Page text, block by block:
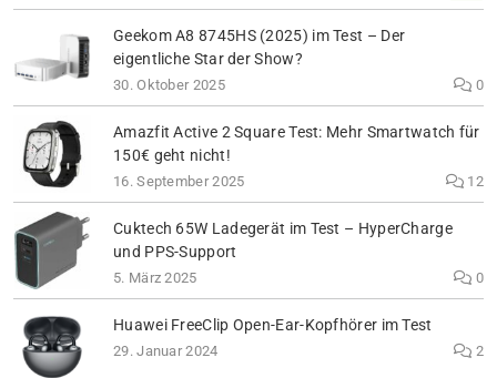
Geekom A8 8745HS (2025) im Test – Der
eigentliche Star der Show?
30. Oktober 2025 0
Amazfit Active 2 Square Test: Mehr Smartwatch für
150€ geht nicht!
16. September 2025 12
Cuktech 65W Ladegerät im Test – HyperCharge
und PPS-Support
5. März 2025 0
Huawei FreeClip Open-Ear-Kopfhörer im Test
29. Januar 2024 2